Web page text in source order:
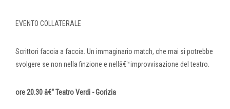
EVENTO COLLATERALE
Scrittori faccia a faccia. Un immaginario match, che mai si potrebbe
svolgere se non nella finzione e nellâ€™improvvisazione del teatro.
ore 20.30 â€“ Teatro Verdi - Gorizia